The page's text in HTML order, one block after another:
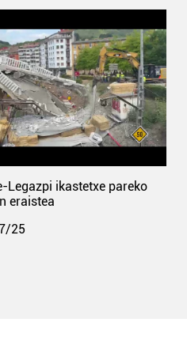
Legazpi ikastetxe pareko
eraistea
25